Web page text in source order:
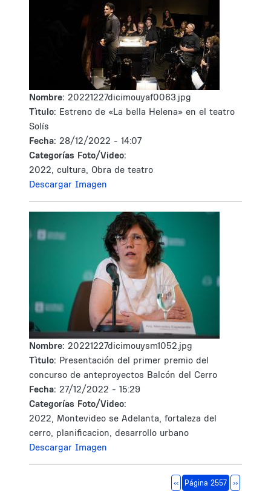
Nombre: 20221227dicimouyaf0063.jpg
Tìtulo: Estreno de «La bella Helena» en el teatro
Solís
Fecha: 28/12/2022 - 14:07
Categorías Foto/Video:
2022, cultura, Obra de teatro
Descargar Imagen
Nombre: 20221227dicimouysm1052.jpg
Tìtulo: Presentación del primer premio del
concurso de anteproyectos Balcón del Cerro
Fecha: 27/12/2022 - 15:29
Categorías Foto/Video:
2022, Montevideo se Adelanta, fortaleza del
cerro, planificacion, desarrollo urbano
Descargar Imagen
Página anterior
‹‹ Página 2557 Siguiente
››